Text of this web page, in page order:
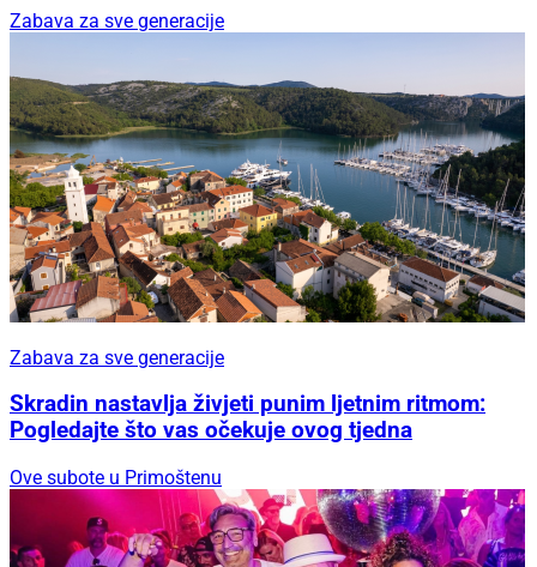
Zabava za sve generacije
Zabava za sve generacije
Skradin nastavlja živjeti punim ljetnim ritmom:
Pogledajte što vas očekuje ovog tjedna
Ove subote u Primoštenu